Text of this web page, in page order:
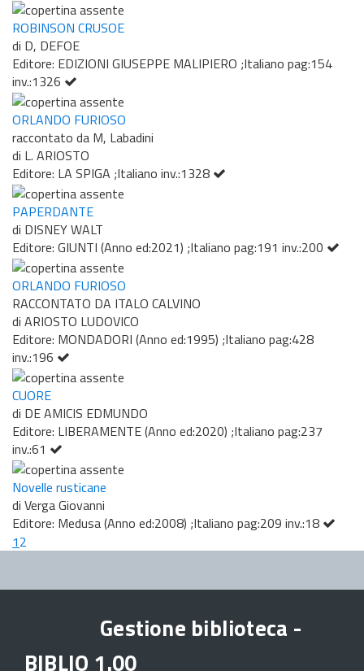
ROBINSON CRUSOE
di D, DEFOE
Editore: EDIZIONI GIUSEPPE MALIPIERO ;Italiano pag:154
inv.:1326
ORLANDO FURIOSO
raccontato da M, Labadini
di L. ARIOSTO
Editore: LA SPIGA ;Italiano inv.:1328
PAPERDANTE
di DISNEY WALT
Editore: GIUNTI (Anno ed:2021) ;Italiano pag:191 inv.:200
ORLANDO FURIOSO
RACCONTATO DA ITALO CALVINO
di ARIOSTO LUDOVICO
Editore: MONDADORI (Anno ed:1995) ;Italiano pag:428
inv.:196
CUORE
di DE AMICIS EDMUNDO
Editore: LIBERAMENTE (Anno ed:2020) ;Italiano pag:237
inv.:61
Novelle rusticane
di Verga Giovanni
Editore: Medusa (Anno ed:2008) ;Italiano pag:209 inv.:18
12
Gestione biblioteca -
BIBLIO 1.00